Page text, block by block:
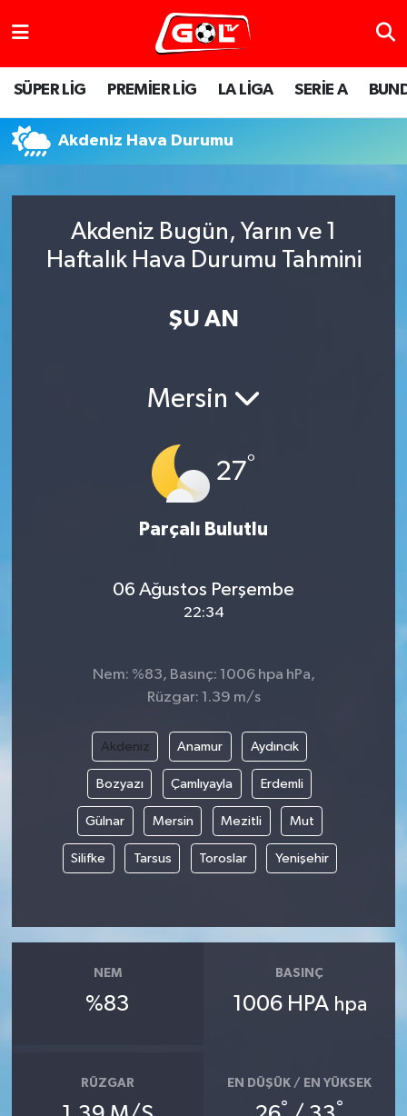
SÜPER LİG PREMİER LİG LA LİGA SERİE A
Akdeniz Hava Durumu
Akdeniz Bugün, Yarın ve 1
Haftalık Hava Durumu Tahmini
ŞU AN
Mersin
27°
Parçalı Bulutlu
06 Ağustos Perşembe
22:34
Nem: %83, Basınç: 1006 hpa hPa,
Rüzgar: 1.39 m/s
Akdeniz Anamur Aydıncık
Bozyazı Çamlıyayla Erdemli
Gülnar Mersin Mezitli Mut
Silifke Tarsus Toroslar Yenişehir
NEM
%83
BASINÇ
1006 HPA hpa
RÜZGAR EN DÜŞÜK / EN YÜKSEK
° °